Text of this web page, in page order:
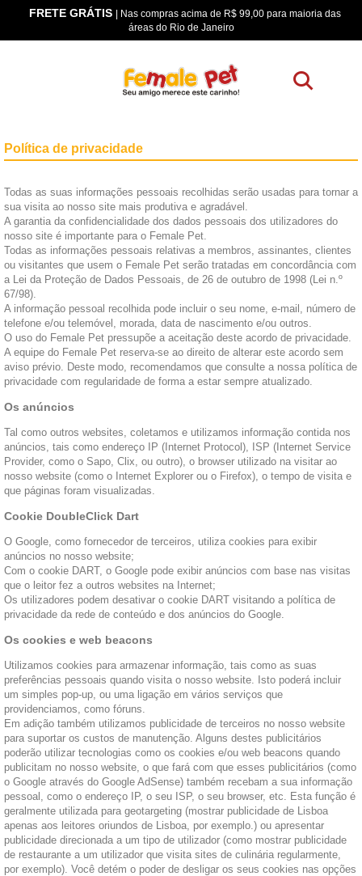
FRETE GRÁTIS | Nas compras acima de R$ 99,00 para maioria das
áreas do Rio de Janeiro
Política de privacidade
Todas as suas informações pessoais recolhidas serão usadas para tornar a
sua visita ao nosso site mais produtiva e agradável.
A garantia da confidencialidade dos dados pessoais dos utilizadores do
nosso site é importante para o Female Pet.
Todas as informações pessoais relativas a membros, assinantes, clientes
ou visitantes que usem o Female Pet serão tratadas em concordância com
a Lei da Proteção de Dados Pessoais, de 26 de outubro de 1998 (Lei n.º
67/98).
A informação pessoal recolhida pode incluir o seu nome, e-mail, número de
telefone e/ou telemóvel, morada, data de nascimento e/ou outros.
O uso do Female Pet pressupõe a aceitação deste acordo de privacidade.
A equipe do Female Pet reserva-se ao direito de alterar este acordo sem
aviso prévio. Deste modo, recomendamos que consulte a nossa política de
privacidade com regularidade de forma a estar sempre atualizado.
Os anúncios
Tal como outros websites, coletamos e utilizamos informação contida nos
anúncios, tais como endereço IP (Internet Protocol), ISP (Internet Service
Provider, como o Sapo, Clix, ou outro), o browser utilizado na visitar ao
nosso website (como o Internet Explorer ou o Firefox), o tempo de visita e
que páginas foram visualizadas.
Cookie DoubleClick Dart
O Google, como fornecedor de terceiros, utiliza cookies para exibir
anúncios no nosso website;
Com o cookie DART, o Google pode exibir anúncios com base nas visitas
que o leitor fez a outros websites na Internet;
Os utilizadores podem desativar o cookie DART visitando a política de
privacidade da rede de conteúdo e dos anúncios do Google.
Os cookies e web beacons
Utilizamos cookies para armazenar informação, tais como as suas
preferências pessoais quando visita o nosso website. Isto poderá incluir
um simples pop-up, ou uma ligação em vários serviços que
providenciamos, como fóruns.
Em adição também utilizamos publicidade de terceiros no nosso website
para suportar os custos de manutenção. Alguns destes publicitários
poderão utilizar tecnologias como os cookies e/ou web beacons quando
publicitam no nosso website, o que fará com que esses publicitários (como
o Google através do Google AdSense) também recebam a sua informação
pessoal, como o endereço IP, o seu ISP, o seu browser, etc. Esta função é
geralmente utilizada para geotargeting (mostrar publicidade de Lisboa
apenas aos leitores oriundos de Lisboa, por exemplo.) ou apresentar
publicidade direcionada a um tipo de utilizador (como mostrar publicidade
de restaurante a um utilizador que visita sites de culinária regularmente,
por exemplo). Você detém o poder de desligar os seus cookies nas opções